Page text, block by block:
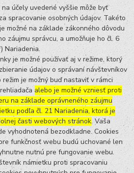
účely uvedené vyššie môže byť
spracovanie osobných údajov. Takéto
možné na základe zákonného dôvodu
záujmu správcu, a umožňuje ho čl. 6
Nariadenia.
je možné používať aj v režime, ktorý
údajov o správaní návštevníkov
je možný buď nastaviť v rámci
alebo je možné vzniesť proti
na základe oprávneného záujmu
podľa čl. 21 Nariadenia, ktorá je
časti webových stránok. Vaša
vyhodnotená bezodkladne. Cookies
funkčnosť webu budú uchované len
nutnú pre fungovanie webu.
námietku proti spracovaniu